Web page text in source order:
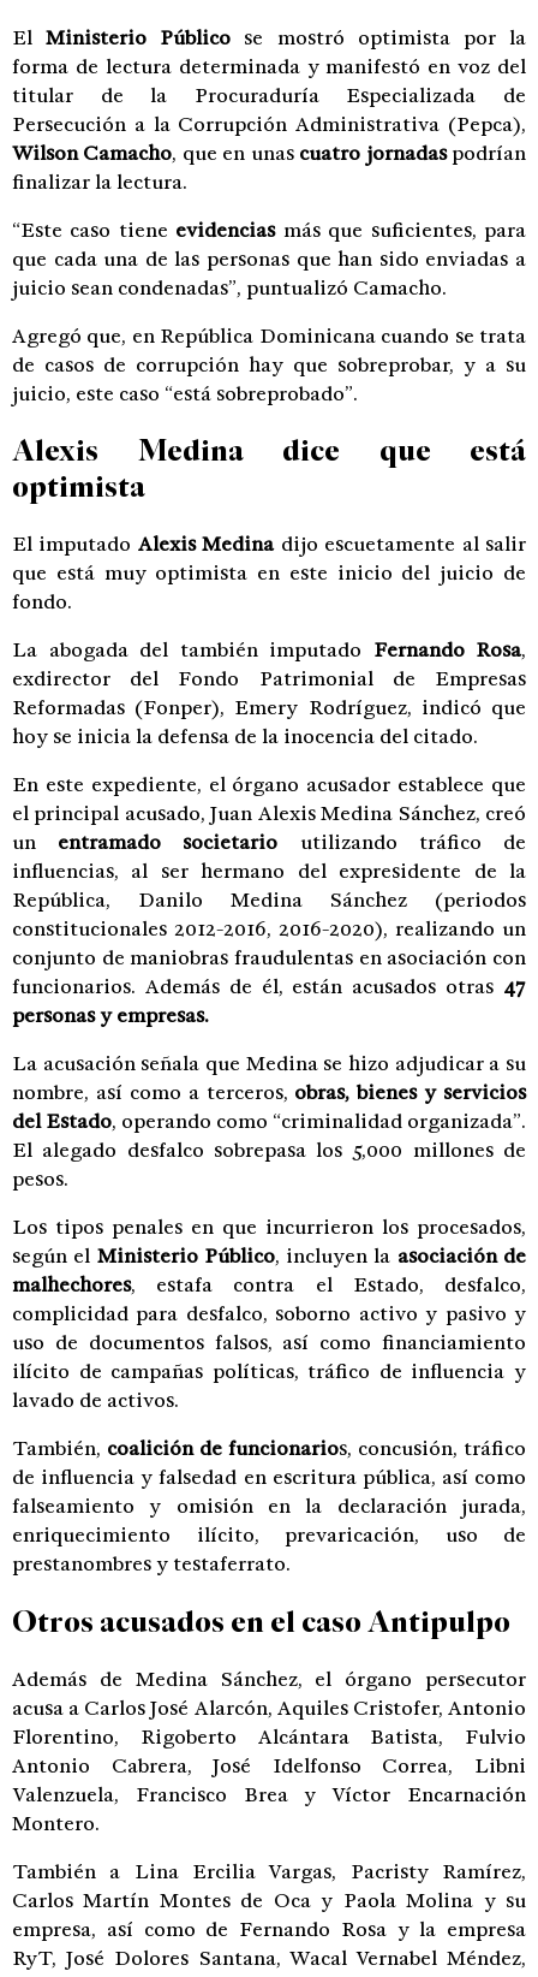
ElMinisterio Público se mostró optimista por la
forma de lectura determinada y manifestó en voz del
titular de la Procuraduría Especializada de
Persecución a la Corrupción Administrativa (Pepca),
Wilson Camacho, que en unas cuatro jornadaspodrían
finalizar la lectura.
“Este caso tiene evidencias más que suficientes, para
que cada una de las personas que han sido enviadas a
juicio sean condenadas”, puntualizó Camacho.
Agregó que, en República Dominicana cuando se trata
de casos de corrupción hay que sobreprobar, y a su
juicio, este caso “está sobreprobado”.
Alexis Medina dice que está
optimista
El imputado Alexis Medina dijo escuetamente al salir
que está muy optimista en este inicio del juicio de
fondo.
La abogada del también imputado Fernando Rosa,
exdirector del Fondo Patrimonial de Empresas
Reformadas (Fonper), Emery Rodríguez, indicó que
hoy se inicia la defensa de la inocencia del citado.
En este expediente, el órgano acusador establece que
el principal acusado, Juan Alexis Medina Sánchez, creó
un entramado societario utilizando tráfico de
influencias, al ser hermano del expresidente de la
República, Danilo Medina Sánchez (periodos
constitucionales 2012-2016, 2016-2020), realizando un
conjunto de maniobras fraudulentas en asociación con
funcionarios. Además de él, están acusados otras 47
personas y empresas.
La acusación señala que Medina se hizo adjudicar a su
nombre, así como a terceros, obras, bienes y servicios
del Estado, operando como “criminalidad organizada”.
El alegado desfalco sobrepasa los 5,000 millones de
pesos.
Los tipos penales en que incurrieron los procesados,
según el Ministerio Público, incluyen la asociación de
malhechores, estafa contra el Estado, desfalco,
complicidad para desfalco, soborno activo y pasivo y
uso de documentos falsos, así como financiamiento
ilícito de campañas políticas, tráfico de influencia y
lavado de activos.
También, coalición de funcionarios, concusión, tráfico
de influencia y falsedad en escritura pública, así como
falseamiento y omisión en la declaración jurada,
enriquecimiento ilícito, prevaricación, uso de
prestanombres y testaferrato.
Otros acusados en el caso Antipulpo
Además de Medina Sánchez, el órgano persecutor
acusa a Carlos José Alarcón, Aquiles Cristofer, Antonio
Florentino, Rigoberto Alcántara Batista, Fulvio
Antonio Cabrera, José Idelfonso Correa, Libni
Valenzuela, Francisco Brea y Víctor Encarnación
Montero.
También a Lina Ercilia Vargas, Pacristy Ramírez,
Carlos Martín Montes de Oca y Paola Molina y su
empresa, así como de Fernando Rosa y la empresa
RyT, José Dolores Santana, Wacal Vernabel Méndez,